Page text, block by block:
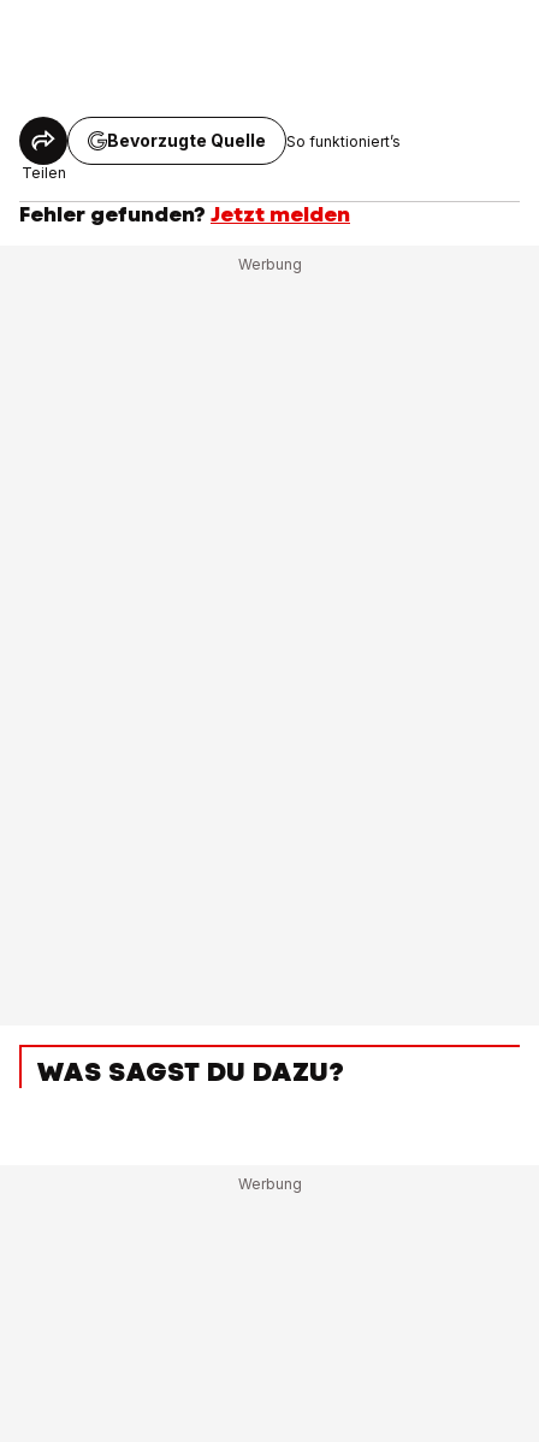
Teilen
Bevorzugte Quelle So funktioniert’s
Fehler gefunden? Jetzt melden
WAS SAGST DU DAZU?